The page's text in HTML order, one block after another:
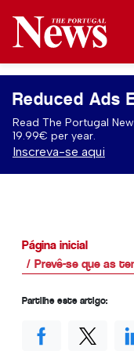
Reduced Ads
Read The Portugal
19.99€ per year.
Inscreva-se aqui
Página inicial
Prevê-se que as
Partilhe este artigo: